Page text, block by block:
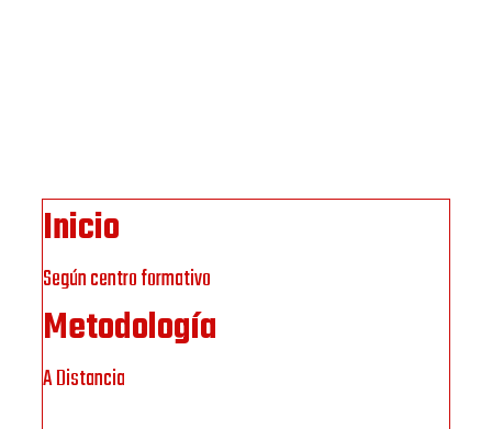
Inicio
Según centro formativo
Metodología
A Distancia